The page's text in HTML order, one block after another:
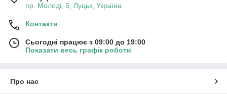
пр. Молоді, 5, Луцьк, Україна
Контакти
Сьогодні працює з 09:00 до 19:00
Показати весь графік роботи
Про нас